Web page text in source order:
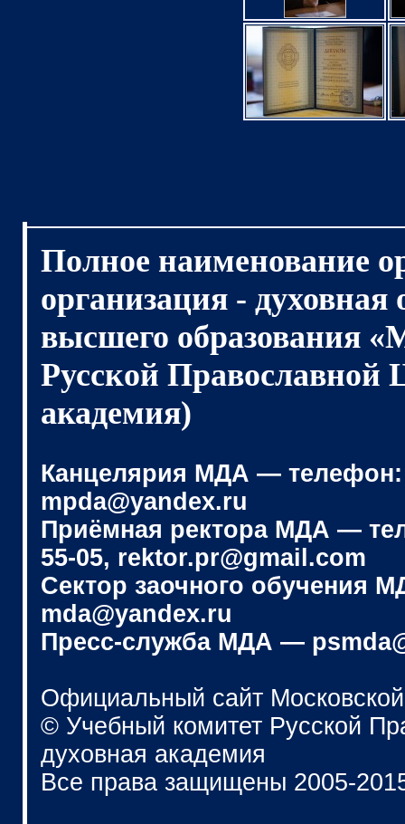
Полное наименование
организация - духовная
высшего образования
Русской Православной
академия)
Канцелярия МДА — телефон:
mpda@yandex.ru
Приёмная ректора МДА —
55-05, rektor.pr@gmail.com
Сектор заочного обучения
mda@yandex.ru
Пресс-служба МДА —
Официальный сайт
© Учебный комитет Русской
духовная академия
Все права защищены 2005-